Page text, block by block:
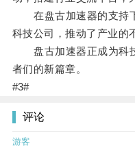
在盘古加速器的支持下
科技公司，推动了产业的
盘古加速器正成为科技
者们的新篇章。
#3#
评论
游客